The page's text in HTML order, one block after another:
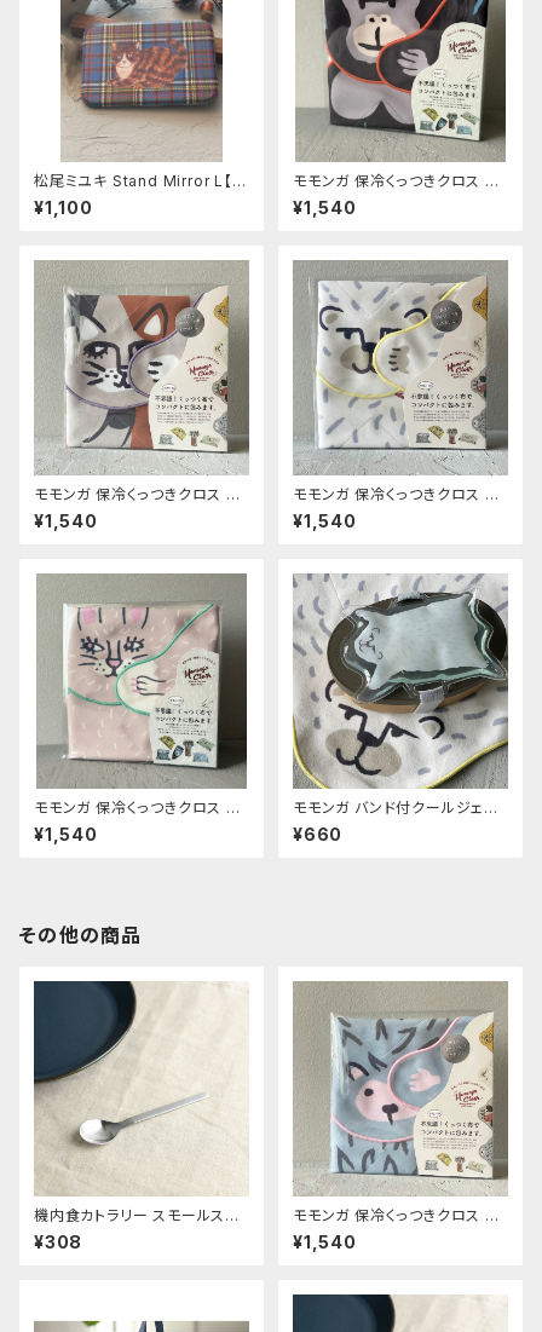
松尾ミユキ Stand Mirror L【M
aron】
¥1,100
モモンガ 保冷くっつきクロス ゴ
リ
¥1,540
モモンガ 保冷くっつきクロス ミ
ケ
¥1,540
モモンガ 保冷くっつきクロス シ
ロクマ
¥1,540
モモンガ 保冷くっつきクロス ウ
サ
¥1,540
モモンガ バンド付クールジェル
シロクマ
¥660
その他の商品
機内食カトラリー スモールスプ
ーン
¥308
モモンガ 保冷くっつきクロス ハ
リネズミ
¥1,540